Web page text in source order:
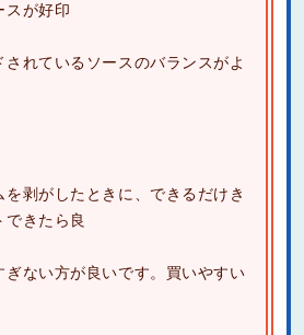
スが好印
されているソースのバランスがよ
を剥がしたときに、できるだけき
できたら良
ぎない方が良いです。買いやすい